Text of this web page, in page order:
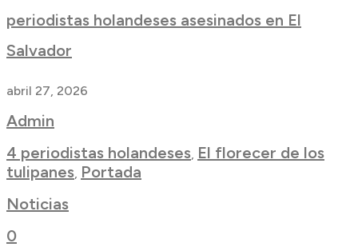
periodistas holandeses asesinados en El
Salvador
abril 27, 2026
Admin
4 periodistas holandeses, El florecer de los
tulipanes, Portada
Noticias
0